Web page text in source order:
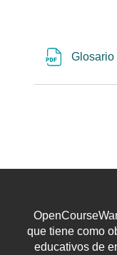
Glosario
que tiene como
educativos de